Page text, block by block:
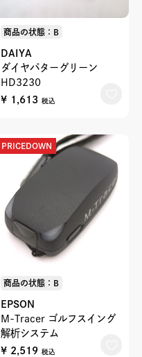
商品の状態：B
DAIYA
ダイヤパターグリーン
HD3230
¥ 1,613 税込
PRICEDOWN
商品の状態：B
EPSON
M-Tracer ゴルフスイング
解析システム
¥ 2,519 税込